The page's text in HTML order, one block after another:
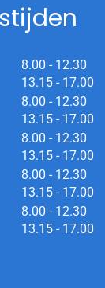
8.00 tot
- 12.30
13.15 tot
- 17.00
8.00 tot
- 12.30
13.15 tot
- 17.00
8.00 tot
- 12.30
13.15 tot
- 17.00
8.00 tot
- 12.30
13.15 tot
- 17.00
8.00 tot
- 12.30
13.15 tot
- 17.00